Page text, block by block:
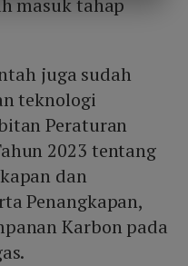
masuk tahap
juga sudah
teknologi
Peraturan
2023 tentang
dan
Penangkapan,
Karbon pada